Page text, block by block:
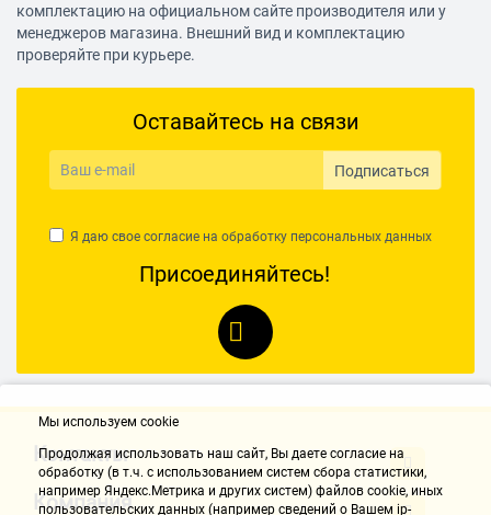
комплектацию на официальном сайте производителя или у
менеджеров магазина. Внешний вид и комплектацию
проверяйте при курьере.
Оставайтесь на связи
Подписаться
Я даю свое согласие на обработку персональных данных
Присоединяйтесь!
Контакты
Компания
Мы используем cookie
Продолжая использовать наш cайт, Вы даете согласие на
обработку (в т.ч. с использованием систем сбора статистики,
например Яндекс.Метрика и других систем) файлов cookie, иных
пользовательских данных (например сведений о Вашем ip-